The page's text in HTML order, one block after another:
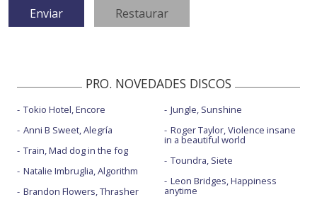
PRO. NOVEDADES DISCOS
Tokio Hotel, Encore
Anni B Sweet, Alegría
Train, Mad dog in the fog
Natalie Imbruglia, Algorithm
Brandon Flowers, Thrasher
Jungle, Sunshine
Roger Taylor, Violence insane
in a beautiful world
Toundra, Siete
Leon Bridges, Happiness
anytime